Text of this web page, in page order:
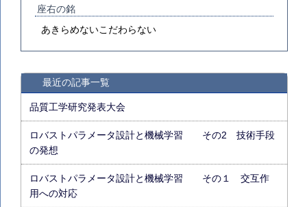
座右の銘
あきらめないこだわらない
最近の記事一覧
品質工学研究発表大会
ロバストパラメータ設計と機械学習 その2 技術手段
の発想
ロバストパラメータ設計と機械学習 その１ 交互作
用への対応